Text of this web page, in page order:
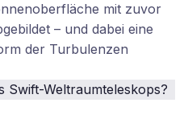
mit zuvor
– und dabei eine
der Turbulenzen